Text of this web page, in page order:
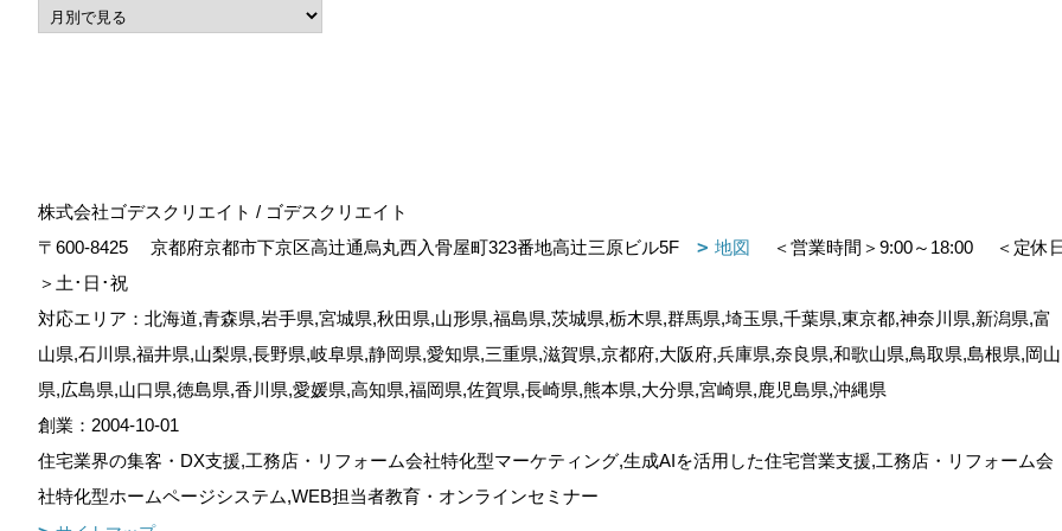
株式会社ゴデスクリエイト / ゴデスクリエイト
〒600-8425
京都府京都市下京区高辻通烏丸西入骨屋町323番地高辻三原ビル5F 地図 ＜営業時間＞9:00～18:00
＜定休
＞土･日･祝
対応エリア：北海道,青森県,岩手県,宮城県,秋田県,山形県,福島県,茨城県,栃木県,群馬県,埼玉県,千葉県,東京都,神奈川県,新潟県,富
山県,石川県,福井県,山梨県,長野県,岐阜県,静岡県,愛知県,三重県,滋賀県,京都府,大阪府,兵庫県,奈良県,和歌山県,鳥取県,島根県,岡山
県,広島県,山口県,徳島県,香川県,愛媛県,高知県,福岡県,佐賀県,長崎県,熊本県,大分県,宮崎県,鹿児島県,沖縄県
創業：2004-10-01
住宅業界の集客・DX支援,工務店・リフォーム会社特化型マーケティング,生成AIを活用した住宅営業支援,工務店・リフォーム会
社特化型ホームページシステム,WEB担当者教育・オンラインセミナー